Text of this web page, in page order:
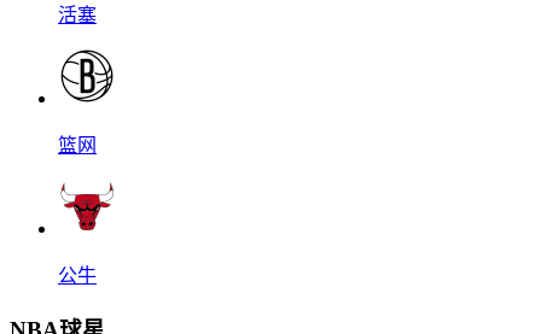
活塞
篮网
公牛